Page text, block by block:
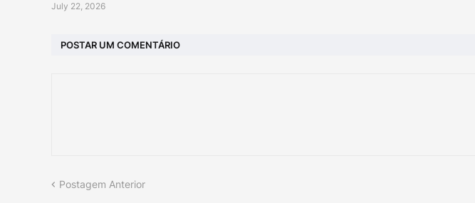
July 22, 2026
POSTAR UM COMENTÁRIO
Postagem Anterior